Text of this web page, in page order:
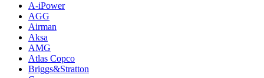
A-iPower
AGG
Airman
Aksa
AMG
Atlas Copco
Briggs&Stratton